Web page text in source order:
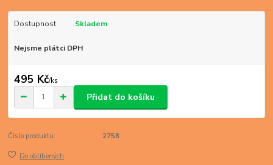
Dostupnost Skladem
Nejsme plátci DPH
495 Kč/ks
Přidat do košíku
Číslo produktu: 2758
Do oblíbených